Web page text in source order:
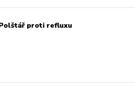
proti refluxu